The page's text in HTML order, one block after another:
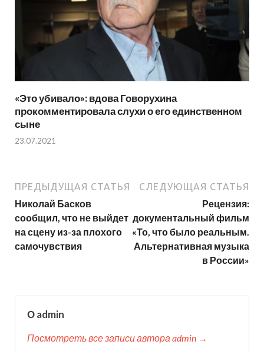
«Это убивало»: вдова Говорухина
прокомментировала слухи о его единственном
сыне
23.07.2021
ПРЕДЫДУЩАЯ СТАТЬЯ
Николай Басков
сообщил, что не выйдет
на сцену из-за плохого
самочувствия
СЛЕДУЮЩАЯ СТАТЬЯ
Рецензия:
документальный фильм
«То, что было реальным.
Альтернативная музыка
в России»
О admin
Посмотреть все записи автора admin →